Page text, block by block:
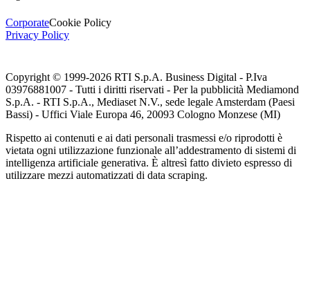
CorporateCookie Policy
Privacy Policy
Copyright © 1999-2026 RTI S.p.A. Business Digital - P.Iva
03976881007 - Tutti i diritti riservati - Per la pubblicità Mediamond
S.p.A. - RTI S.p.A., Mediaset N.V., sede legale Amsterdam (Paesi
Bassi) - Uffici Viale Europa 46, 20093 Cologno Monzese (MI)
Rispetto ai contenuti e ai dati personali trasmessi e/o riprodotti è
vietata ogni utilizzazione funzionale all’addestramento di sistemi di
intelligenza artificiale generativa. È altresì fatto divieto espresso di
utilizzare mezzi automatizzati di data scraping.